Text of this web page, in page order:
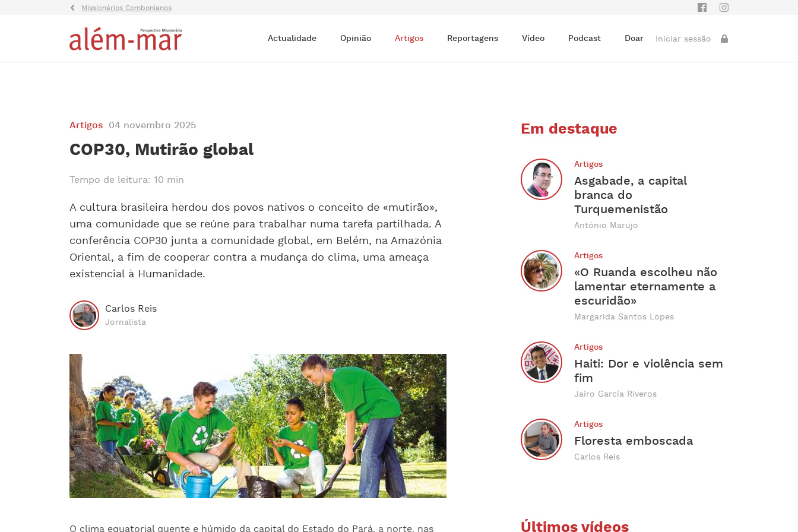
Missionários Combonianos
Actualidade Opinião Artigos Reportagens Vídeo Podcast Doar Iniciar sessão
Artigos 04 novembro 2025
COP30, Mutirão global
Tempo de leitura: 10 min
A cultura brasileira herdou dos povos nativos o conceito de «mutirão»,
uma comunidade que se reúne para trabalhar numa tarefa partilhada. A
conferência COP30 junta a comunidade global, em Belém, na Amazónia
Oriental, a fim de cooperar contra a mudança do clima, uma ameaça
existencial à Humanidade.
Carlos Reis
Jornalista
O clima equatorial quente e húmido da capital do Estado do Pará, a norte, nas
Em destaque
Artigos
Asgabade, a capital
branca do
Turquemenistão
António Marujo
Artigos
«O Ruanda escolheu não
lamentar eternamente a
escuridão»
Margarida Santos Lopes
Artigos
Haiti: Dor e violência sem
fim
Jairo García Riveros
Artigos
Floresta emboscada
Carlos Reis
Últimos vídeos